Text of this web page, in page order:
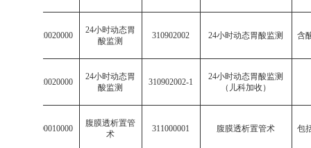
003109020020000
24小时动态胃
酸监测
310902002 24小时动态胃酸监测 含
003109020020000
24小时动态胃
酸监测
310902002-1
24小时动态胃酸监测
（儿科加收）
003110000010000
腹膜透析置管
术
311000001 腹膜透析置管术 包